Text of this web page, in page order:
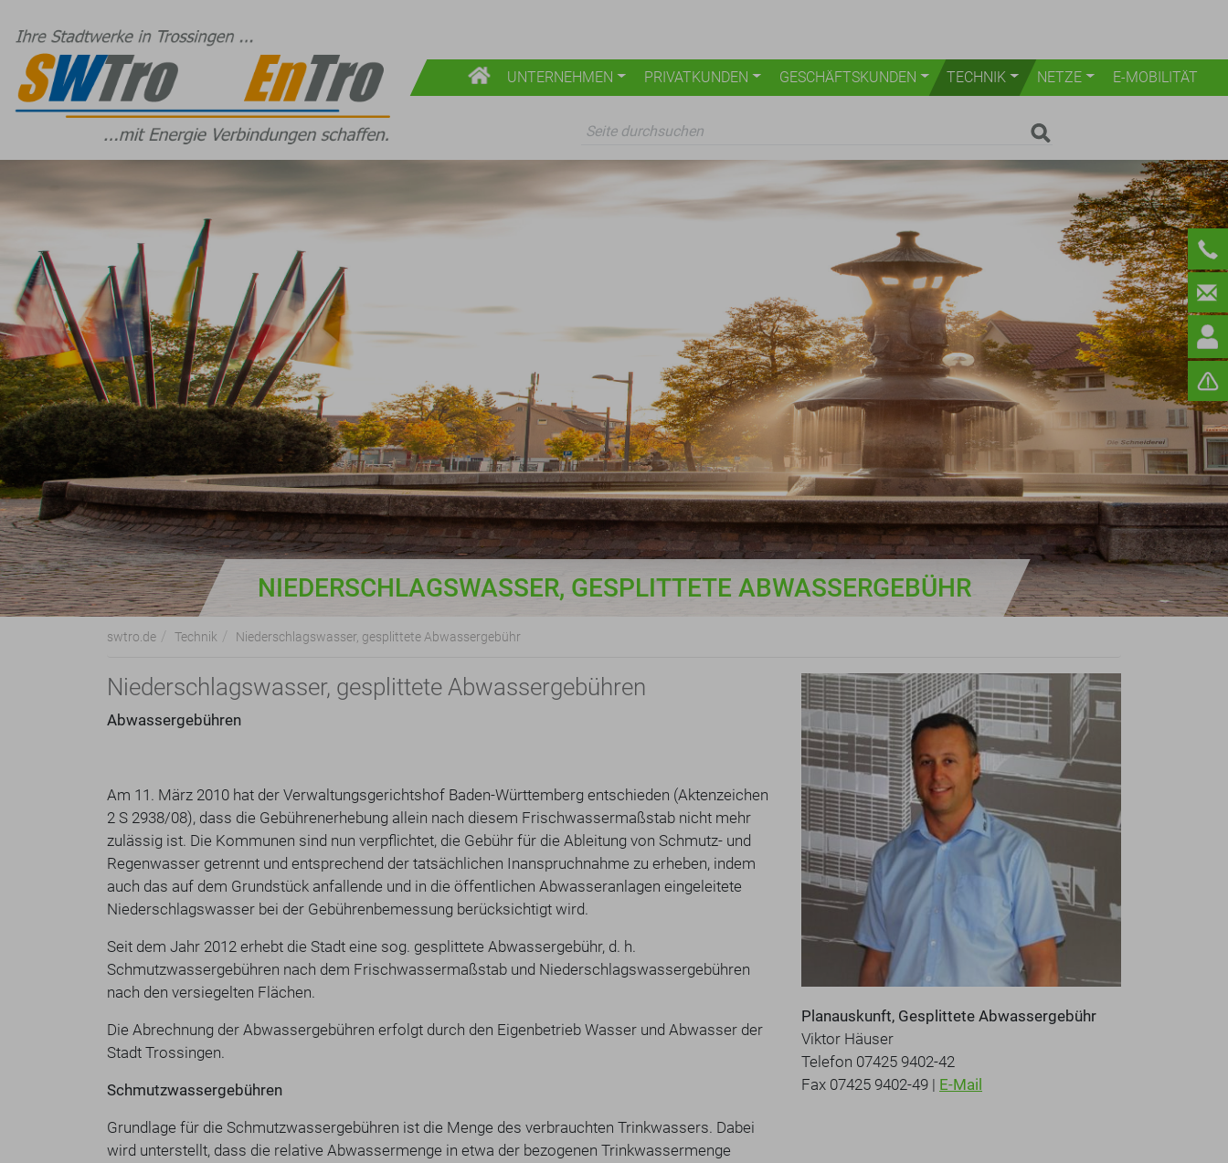
UNTERNEHMEN PRIVATKUNDEN GESCHÄFTSKUNDEN TECHNIK NETZE E-MOBILITÄT
NIEDERSCHLAGSWASSER, GESPLITTETE ABWASSERGEBÜHR
swtro.de Technik Niederschlagswasser, gesplittete Abwassergebühr
Niederschlagswasser, gesplittete Abwassergebühren
Abwassergebühren
Am 11. März 2010 hat der Verwaltungsgerichtshof Baden-Württemberg entschieden (Aktenzeichen
2 S 2938/08), dass die Gebührenerhebung allein nach diesem Frischwassermaßstab nicht mehr
zulässig ist. Die Kommunen sind nun verpflichtet, die Gebühr für die Ableitung von Schmutz- und
Regenwasser getrennt und entsprechend der tatsächlichen Inanspruchnahme zu erheben, indem
auch das auf dem Grundstück anfallende und in die öffentlichen Abwasseranlagen eingeleitete
Niederschlagswasser bei der Gebührenbemessung berücksichtigt wird.
Seit dem Jahr 2012 erhebt die Stadt eine sog. gesplittete Abwassergebühr, d. h.
Schmutzwassergebühren nach dem Frischwassermaßstab und Niederschlagswassergebühren
nach den versiegelten Flächen.
Die Abrechnung der Abwassergebühren erfolgt durch den Eigenbetrieb Wasser und Abwasser der
Stadt Trossingen.
Schmutzwassergebühren
Grundlage für die Schmutzwassergebühren ist die Menge des verbrauchten Trinkwassers. Dabei
wird unterstellt, dass die relative Abwassermenge in etwa der bezogenen Trinkwassermenge
Planauskunft, Gesplittete Abwassergebühr
Viktor Häuser
Telefon 07425 9402-42
Fax 07425 9402-49 | E-Mail